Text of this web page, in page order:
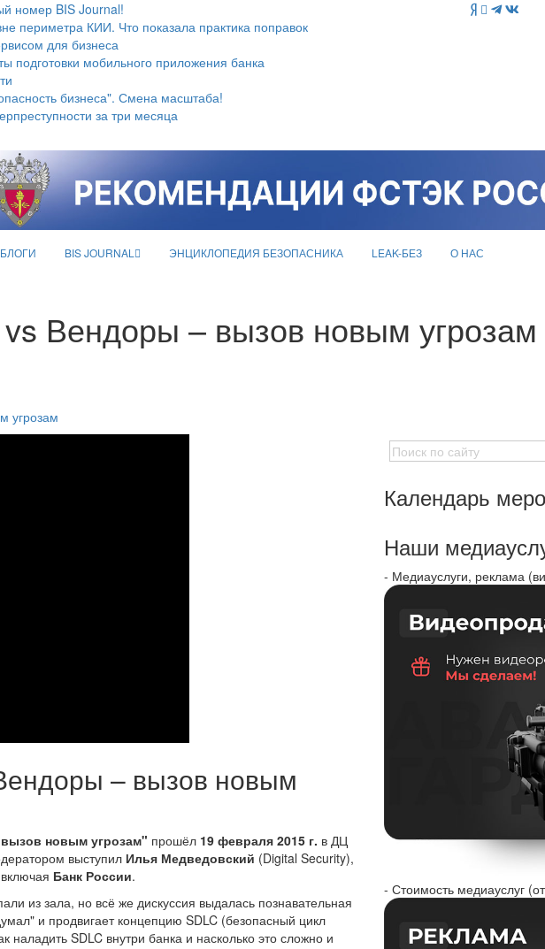
номер BIS Journal!
периметра КИИ. Что показала практика поправок
для бизнеса
подготовки мобильного приложения банка
бизнеса". Смена масштаба!
за три месяца
БЛОГИ BIS JOURNAL ЭНЦИКЛОПЕДИЯ БЕЗОПАСНИКА LEAK-БЕЗ О НАС
Вендоры – вызов новым угрозам
угрозам
– вызов новым
новым угрозам" прошёл 19 февраля 2015 г. в ДЦ
выступил Илья Медведовский (Digital Security),
Банк России.
из зала, но всё же дискуссия выдалась познавательная
и продвигает концепцию SDLC (безопасный цикл
SDLC внутри банка и насколько это сложно и
Календарь
Наши
- Медиауслуги, реклама
- Стоимость медиауслуг